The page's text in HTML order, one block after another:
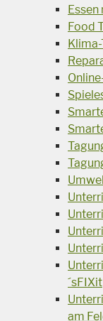
Essen
Food
´sFIXit
am